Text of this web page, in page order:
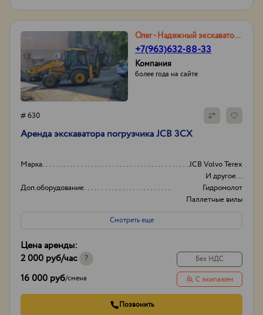
Олег - Надежный экскаваторщик
+7(963)632-88-33
Компания
более года на сайте
# 630
Аренда экскаватора погрузчика JCB 3CX
Марка
JCB Volvo Terex
И другое...
Доп.оборудование
Гидромолот
Паллетные вилы
Планировочный
Экскаваторов в парке
Смотреть еще
Цена аренды:
2 000 руб/час ?
16 000 руб/смена
Без НДС
С экипажем
Позвонить